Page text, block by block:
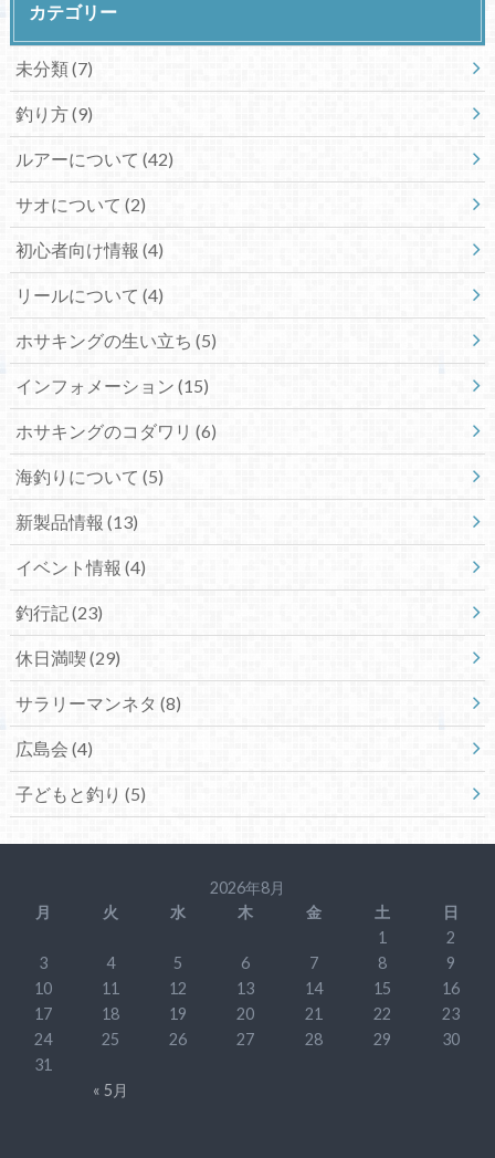
カテゴリー
未分類 (7)
釣り方 (9)
ルアーについて (42)
サオについて (2)
初心者向け情報 (4)
リールについて (4)
ホサキングの生い立ち (5)
インフォメーション (15)
ホサキングのコダワリ (6)
海釣りについて (5)
新製品情報 (13)
イベント情報 (4)
釣行記 (23)
休日満喫 (29)
サラリーマンネタ (8)
広島会 (4)
子どもと釣り (5)
2026年8月
月
火 水 木 金 土 日
« 5月
1
2
3
4 5 6 7 8
9
10
11 12 13 14 15
16
17
18 19 20 21 22
23
24
25 26 27 28 29
30
31